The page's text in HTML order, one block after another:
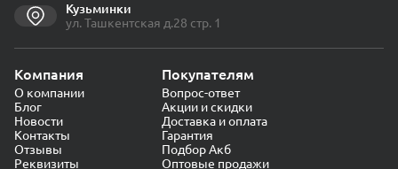
Кузьминки
ул. Ташкентская д.28 стр. 1
Компания
О компании
Блог
Новости
Контакты
Отзывы
Реквизиты
Покупателям
Вопрос-ответ
Акции и скидки
Доставка и оплата
Гарантия
Подбор Акб
Оптовые продажи